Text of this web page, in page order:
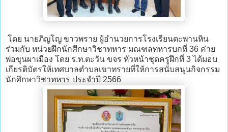
โดย นายภิญโญ ขาวพราย ผู้อำนวยการโรงเรียนตะพานหิน
ร่วมกับ หน่วยฝึกนักศึกษาวิชาทหาร มณฑลทหารบกที่ 36 ค่าย
พ่อขุนผาเมือง โดย ร.ท.ตะวัน ขจร หัวหน้าชุดครูฝึกที่ 3 ได้มอบ
เกียรติบัตรให้เทศบาลตำบลเขาทรายที่ให้การสนับสนุนกิจกรรม
นักศึกษาวิชาทหาร ประจำปี 2566